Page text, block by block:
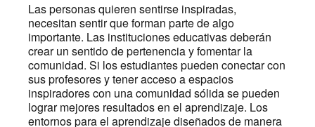
Las personas quieren sentirse inspiradas,
necesitan sentir que forman parte de algo
importante. Las instituciones educativas deberán
crear un sentido de pertenencia y fomentar la
comunidad. Si los estudiantes pueden conectar con
sus profesores y tener acceso a espacios
inspiradores con una comunidad sólida se pueden
lograr mejores resultados en el aprendizaje. Los
entornos para el aprendizaje diseñados de manera